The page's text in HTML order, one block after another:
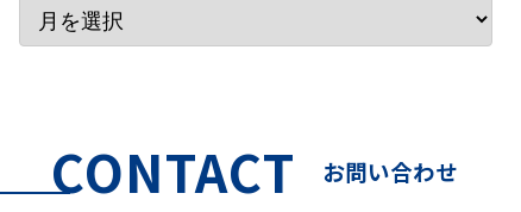
CONTACT お問い合わせ